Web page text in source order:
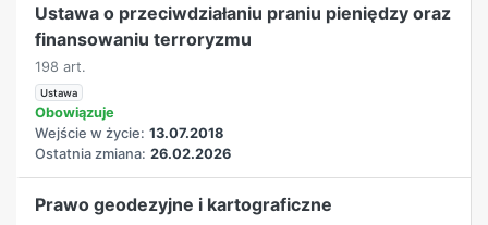
Ustawa o przeciwdziałaniu praniu pieniędzy oraz
finansowaniu terroryzmu
198 art.
Ustawa
Obowiązuje
Wejście w życie: 13.07.2018
Ostatnia zmiana: 26.02.2026
Prawo geodezyjne i kartograficzne